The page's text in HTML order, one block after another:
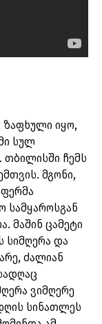
ზაფხული იყო,
სულ
თბილისში ჩემს
მგონი,
სამყაროსგან
მაშინ ცამეტი
სიმღერა და
ძალიან
ვიმღერე
სინათლეს